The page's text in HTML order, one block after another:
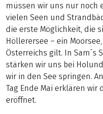
müssen wir uns nur noch
vielen Seen und
die erste Möglichkeit, die
Höllerersee – ein
Österreichs gilt. In Sam´s
stärken wir uns bei
wir in den See springen.
Tag Ende Mai erklären
eröffnet.